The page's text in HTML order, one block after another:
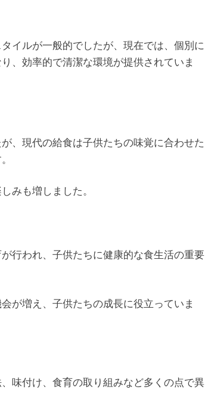
イルが一般的でしたが、現在では、個別に
、効率的で清潔な環境が提供されていま
、現代の給食は子供たちの味覚に合わせた
みも増しました。
行われ、子供たちに健康的な食生活の重要
が増え、子供たちの成長に役立っていま
味付け、食育の取り組みなど多くの点で異